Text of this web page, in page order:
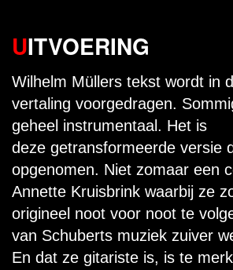
UITVOERING
Wilhelm Müllers tekst wordt in
vertaling voorgedragen.
geheel instrumentaal. Het is
deze getransformeerde versie
opgenomen. Niet zomaar een
Annette Kruisbrink waarbij ze
origineel noot voor noot te
van Schuberts muziek zuiver
En dat ze gitariste is, is te